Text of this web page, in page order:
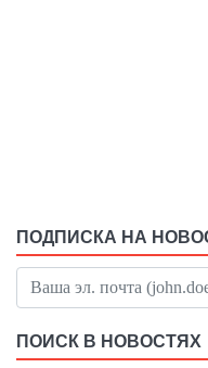
ПОДПИСКА НА
ПОИСК В НОВОСТЯХ